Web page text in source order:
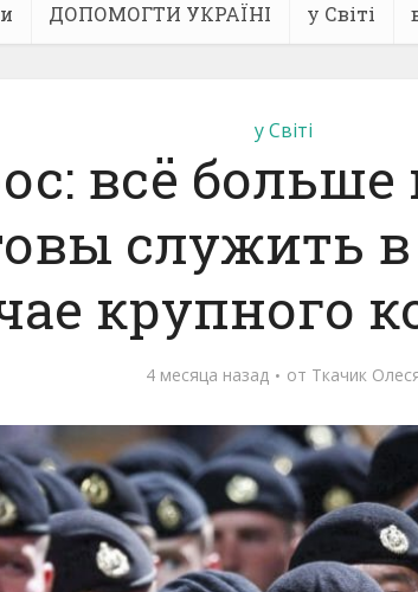
ДОПОМОГТИ УКРАЇНІ у Світі
у Світі
всё больше
служить
крупного
4 месяца назад от Ткачик